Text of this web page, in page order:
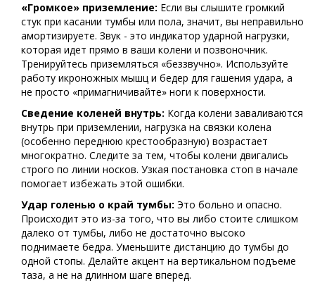
«Громкое» приземление: Если вы слышите громкий
стук при касании тумбы или пола, значит, вы неправильно
амортизируете. Звук - это индикатор ударной нагрузки,
которая идет прямо в ваши колени и позвоночник.
Тренируйтесь приземляться «беззвучно». Используйте
работу икроножных мышц и бедер для гашения удара, а
не просто «примагничивайте» ноги к поверхности.
Сведение коленей внутрь: Когда колени заваливаются
внутрь при приземлении, нагрузка на связки колена
(особенно переднюю крестообразную) возрастает
многократно. Следите за тем, чтобы колени двигались
строго по линии носков. Узкая постановка стоп в начале
помогает избежать этой ошибки.
Удар голенью о край тумбы: Это больно и опасно.
Происходит это из-за того, что вы либо стоите слишком
далеко от тумбы, либо не достаточно высоко
поднимаете бедра. Уменьшите дистанцию до тумбы до
одной стопы. Делайте акцент на вертикальном подъеме
таза, а не на длинном шаге вперед.